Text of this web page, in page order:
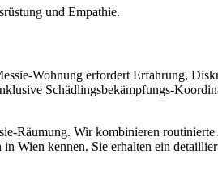
und Empathie.
Wohnung erfordert Erfahrung,
Schädlingsbekämpfungs-
Räumung. Wir kombinieren
Wien kennen. Sie erhalten ein